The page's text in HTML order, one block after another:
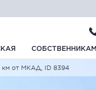
СОБСТВЕННИКАМ
км от МКАД, ID 8394